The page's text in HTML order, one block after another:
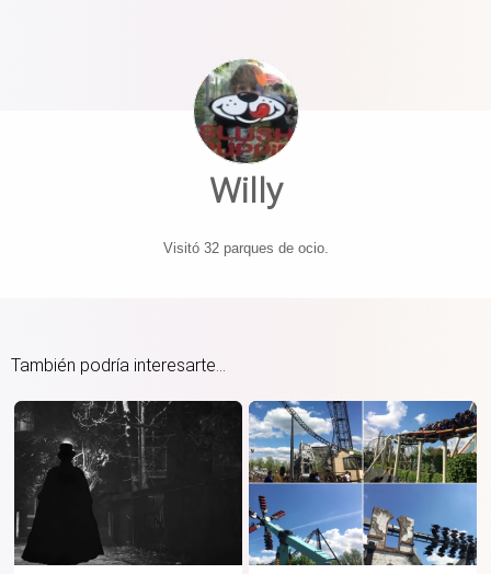
Willy
Visitó 32 parques de ocio.
También podría interesarte...